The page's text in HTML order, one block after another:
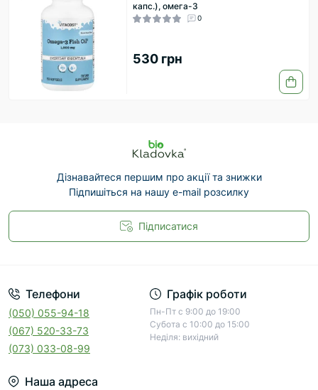
капс.), омега-3
0
530 грн
Дізнавайтеся першим про акції та знижки
Підпишіться на нашу e-mail розсилку
Підписатися
Телефони
(050) 055-94-18
(067) 520-33-73
(073) 033-08-99
Графік роботи
Пн-Пт с 9:00 до 19:00
Субота с 10:00 до 15:00
Неділя: вихідний
Наша адреса